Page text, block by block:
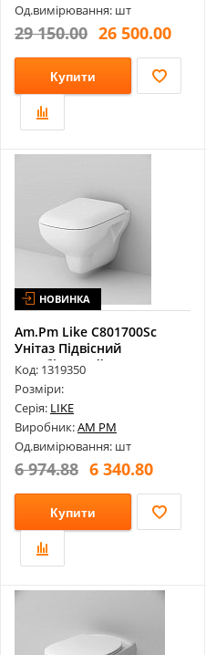
Од.вимірювання: шт
29 150.00 26 500.00
Купити
НОВИНКА
Am.Pm Like C801700Sc
Унітаз Підвісний
Безобідковий F...
Код: 1319350
Розміри:
Серія: LIKE
Виробник:AM PM
Од.вимірювання: шт
6 974.88 6 340.80
Купити